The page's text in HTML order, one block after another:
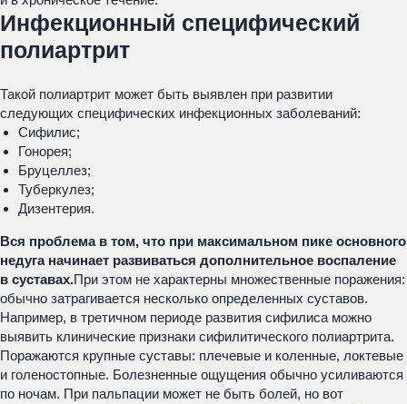
Инфекционный специфический
полиартрит
Такой полиартрит может быть выявлен при развитии
следующих специфических инфекционных заболеваний:
Сифилис;
Гонорея;
Бруцеллез;
Туберкулез;
Дизентерия.
Вся проблема в том, что при максимальном пике основного
недуга начинает развиваться дополнительное воспаление
в суставах.При этом не характерны множественные поражения:
обычно затрагивается несколько определенных суставов.
Например, в третичном периоде развития сифилиса можно
выявить клинические признаки сифилитического полиартрита.
Поражаются крупные суставы: плечевые и коленные, локтевые
и голеностопные. Болезненные ощущения обычно усиливаются
по ночам. При пальпации может не быть болей, но вот